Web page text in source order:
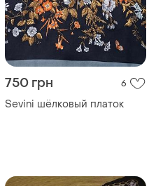
750 грн 6
Sevini шёлковый платок